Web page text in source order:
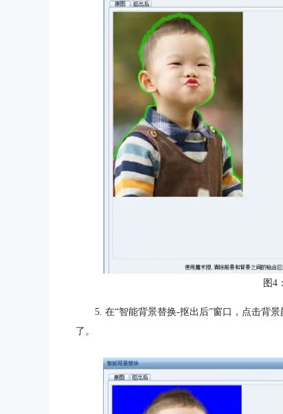
图4
5. 在“智能背景替换-抠出后”窗口，点击背
了。